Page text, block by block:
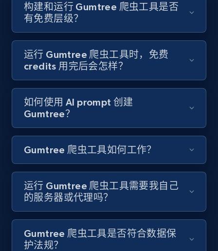
Youtube - Videos posts - Search new
youtube videos by keyword
URL, Title, Youtuber, Youtuber md5, Video url,
Video length, Likes, Views, and more.
8.1K+ 716+
Youtube - Videos posts - Discover videos by
channel URL
URL, Title, Youtuber, Youtuber md5, Video url,
Video length, Likes, Views, and more.
8.1K+ 716+ 注册使用
Youtube - Videos posts - Search videos by
keyword and then apply relevant video
构建和运行 Gumtree 爬虫工具是否
有免费层级？
运行 Gumtree 爬虫工具时，免费
credits 用完后会怎样？
如何使用 AI prompt 创建
Gumtree？
Gumtree 爬虫工具如何工作？
运行 Gumtree 爬虫工具需要我自己
的服务器或代理吗？
Gumtree 爬虫工具是否符合数据保
护法规？